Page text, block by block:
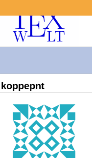
koppepnt